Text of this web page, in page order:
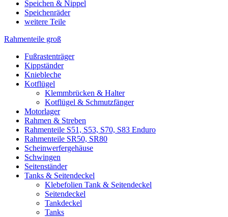
Speichen & Nippel
Speichenräder
weitere Teile
Rahmenteile groß
Fußrastenträger
Kippständer
Kniebleche
Kotflügel
Klemmbrücken & Halter
Kotflügel & Schmutzfänger
Motorlager
Rahmen & Streben
Rahmenteile S51, S53, S70, S83 Enduro
Rahmenteile SR50, SR80
Scheinwerfergehäuse
Schwingen
Seitenständer
Tanks & Seitendeckel
Klebefolien Tank & Seitendeckel
Seitendeckel
Tankdeckel
Tanks